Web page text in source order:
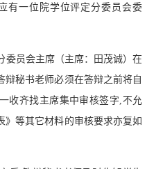
有一位院学位评定分委员会委
委员会主席（主席：田茂诚）在
辩秘书老师必须在答辩之前将自
收齐找主席集中审核签字,不允
》等其它材料的审核要求亦复如